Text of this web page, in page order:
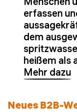
erfassen
dem
heißem als
Mehr dazu
Neues B2B-